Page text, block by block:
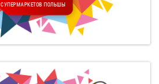
СУПЕРМАРКЕТОВ ПОЛЬШЫ